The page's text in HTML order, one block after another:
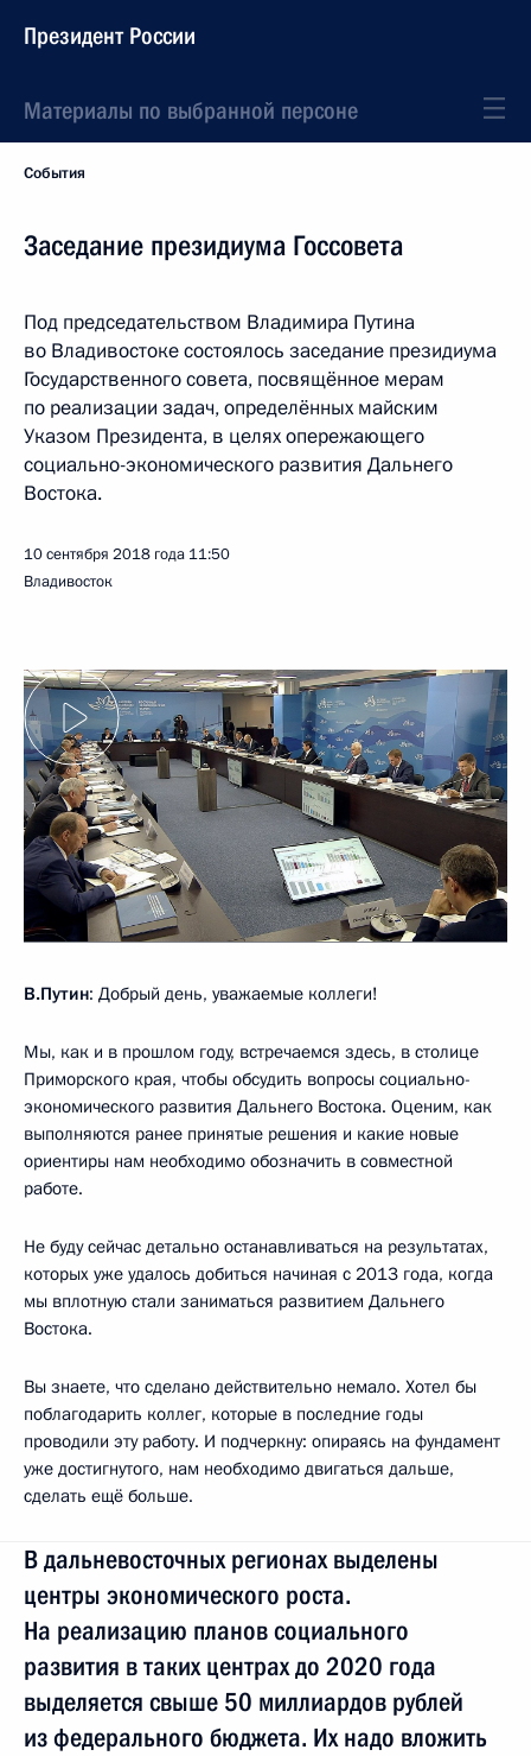
Президент России
Материалы по выбранной персоне
События
Заседание президиума Госсовета
Под председательством Владимира Путина
во Владивостоке состоялось заседание президиума
Государственного совета, посвящённое мерам
по реализации задач, определённых майским
Указом Президента, в целях опережающего
социально-экономического развития Дальнего
Востока.
10 сентября 2018 года 11:50
Владивосток
В.Путин: Добрый день, уважаемые коллеги!
Мы, как и в прошлом году, встречаемся здесь, в столице
Приморского края, чтобы обсудить вопросы социально-
экономического развития Дальнего Востока. Оценим, как
выполняются ранее принятые решения и какие новые
ориентиры нам необходимо обозначить в совместной
работе.
Не буду сейчас детально останавливаться на результатах,
которых уже удалось добиться начиная с 2013 года, когда
мы вплотную стали заниматься развитием Дальнего
Востока.
Вы знаете, что сделано действительно немало. Хотел бы
поблагодарить коллег, которые в последние годы
проводили эту работу. И подчеркну: опираясь на фундамент
уже достигнутого, нам необходимо двигаться дальше,
сделать ещё больше.
В дальневосточных регионах выделены
центры экономического роста.
На реализацию планов социального
развития в таких центрах до 2020 года
выделяется свыше 50 миллиардов рублей
из федерального бюджета. Их надо вложить